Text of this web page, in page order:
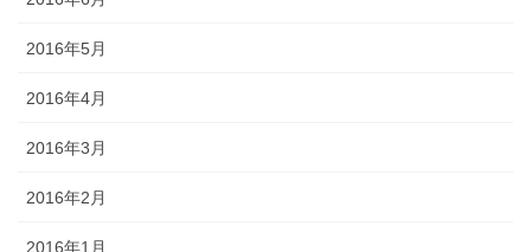
2016年5月
2016年4月
2016年3月
2016年2月
2016年1月